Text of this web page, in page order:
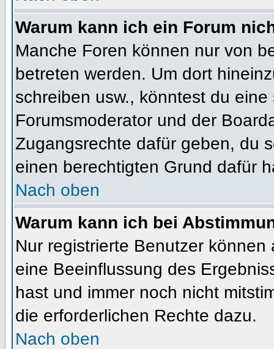
Warum kann ich ein Forum
Manche Foren können nur von
betreten werden. Um dort
schreiben usw., könntest du
Forumsmoderator und der
Zugangsrechte dafür geben, du
einen berechtigten Grund dafür
Nach oben
Warum kann ich bei
Nur registrierte Benutzer
eine Beeinflussung des
hast und immer noch nicht
die erforderlichen Rechte dazu.
Nach oben